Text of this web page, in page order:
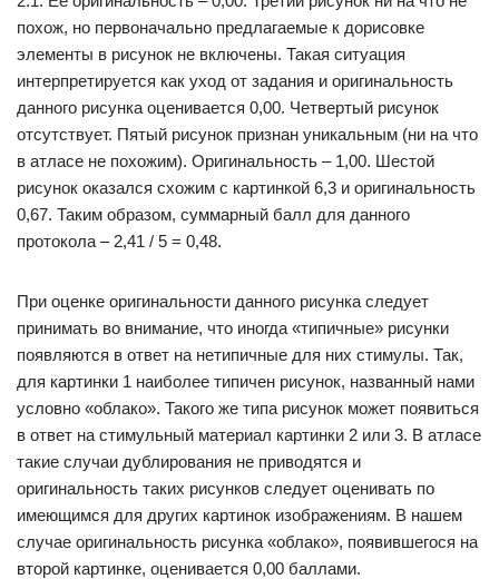
похож, но первоначально предлагаемые к дорисовке
элементы в рисунок не включены. Такая ситуация
интерпретируется как уход от задания и оригинальность
данного рисунка оценивается 0,00. Четвертый рисунок
отсутствует. Пятый рисунок признан уникальным (ни на что
в атласе не похожим). Оригинальность – 1,00. Шестой
рисунок оказался схожим с картинкой 6,3 и оригинальность
0,67. Таким образом, суммарный балл для данного
протокола – 2,41 / 5 = 0,48.
При оценке оригинальности данного рисунка следует
принимать во внимание, что иногда «типичные» рисунки
появляются в ответ на нетипичные для них стимулы. Так,
для картинки 1 наиболее типичен рисунок, названный нами
условно «облако». Такого же типа рисунок может появиться
в ответ на стимульный материал картинки 2 или 3. В атласе
такие случаи дублирования не приводятся и
оригинальность таких рисунков следует оценивать по
имеющимся для других картинок изображениям. В нашем
случае оригинальность рисунка «облако», появившегося на
второй картинке, оценивается 0,00 баллами.